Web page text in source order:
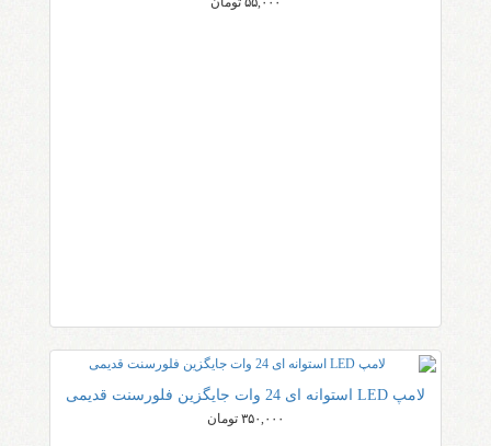
لامپ LED استوانه ای 24 وات جایگزین فلورسنت قدیمی
۳۵۰,۰۰۰ تومان